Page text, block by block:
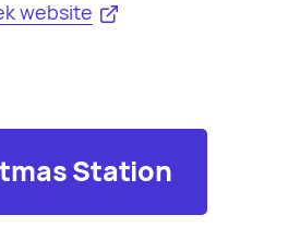
website
Station